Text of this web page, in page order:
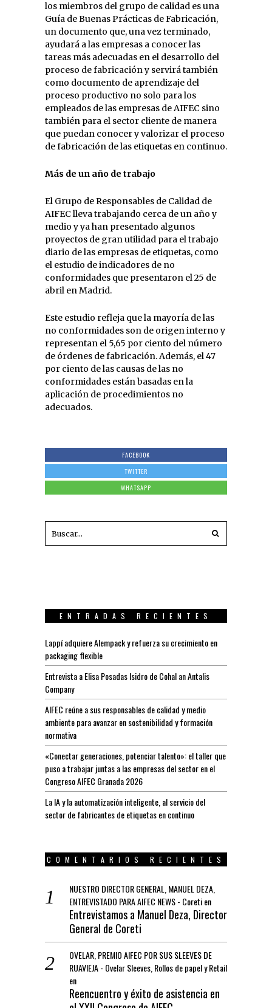
los miembros del grupo de calidad es una
Guía de Buenas Prácticas de Fabricación,
un documento que, una vez terminado,
ayudará a las empresas a conocer las
tareas más adecuadas en el desarrollo del
proceso de fabricación y servirá también
como documento de aprendizaje del
proceso productivo no solo para los
empleados de las empresas de AIFEC sino
también para el sector cliente de manera
que puedan conocer y valorizar el proceso
de fabricación de las etiquetas en continuo.
Más de un año de trabajo
El Grupo de Responsables de Calidad de
AIFEC lleva trabajando cerca de un año y
medio y ya han presentado algunos
proyectos de gran utilidad para el trabajo
diario de las empresas de etiquetas, como
el estudio de indicadores de no
conformidades que presentaron el 25 de
abril en Madrid.
Este estudio refleja que la mayoría de las
no conformidades son de origen interno y
representan el 5,65 por ciento del número
de órdenes de fabricación. Además, el 47
por ciento de las causas de las no
conformidades están basadas en la
aplicación de procedimientos no
adecuados.
FACEBOOK
TWITTER
WHATSAPP
ENTRADAS RECIENTES
Lappí adquiere Alempack y refuerza su crecimiento en
packaging flexible
Entrevista a Elisa Posadas Isidro de Cohal an Antalis
Company
AIFEC reúne a sus responsables de calidad y medio
ambiente para avanzar en sostenibilidad y formación
normativa
«Conectar generaciones, potenciar talento»: el taller que
puso a trabajar juntas a las empresas del sector en el
Congreso AIFEC Granada 2026
La IA y la automatización inteligente, al servicio del
sector de fabricantes de etiquetas en continuo
COMENTARIOS RECIENTES
NUESTRO DIRECTOR GENERAL, MANUEL DEZA,
ENTREVISTADO PARA AIFEC NEWS - Coretien
Entrevistamos a Manuel Deza, Director
General de Coreti
OVELAR, PREMIO AIFEC POR SUS SLEEVES DE
RUAVIEJA - Ovelar Sleeves, Rollos de papel y Retail
en
Reencuentro y éxito de asistencia en